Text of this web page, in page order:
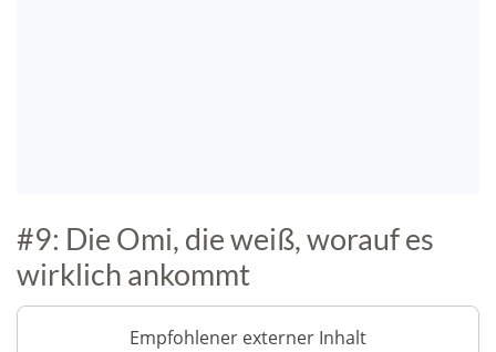
#9: Die Omi, die weiß, worauf es
wirklich ankommt
Empfohlener externer Inhalt